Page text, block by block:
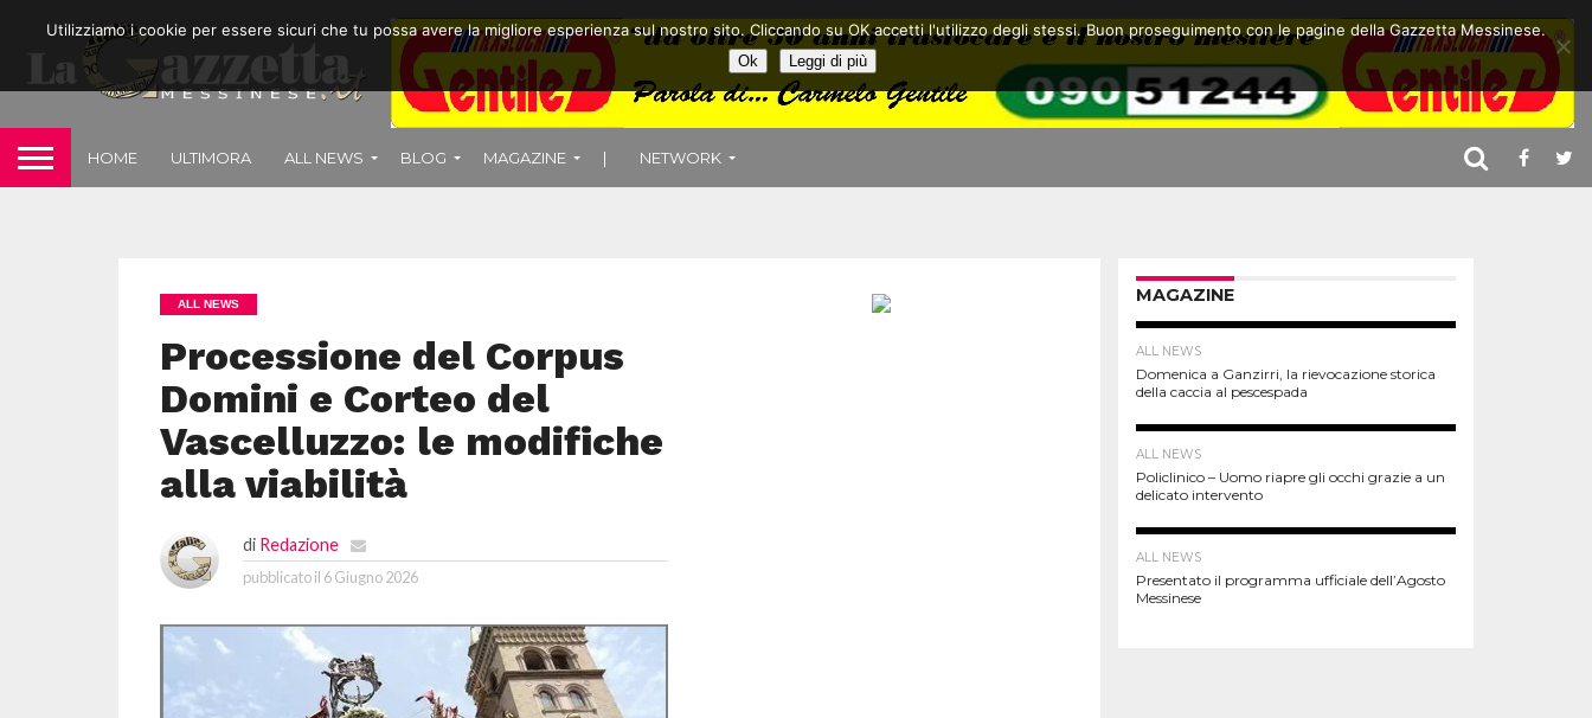
HOME ULTIMORA ALL NEWS BLOG MAGAZINE | NETWORK
ALL NEWS
Processione del Corpus
Domini e Corteo del
Vascelluzzo: le modifiche
alla viabilità
di Redazione
pubblicato il 6 Giugno 2026
MAGAZINE
ALL NEWS
Domenica a Ganzirri, la rievocazione storica
della caccia al pescespada
ALL NEWS
Policlinico – Uomo riapre gli occhi grazie a un
delicato intervento
ALL NEWS
Presentato il programma ufficiale dell’Agosto
Messinese
Utilizziamo i cookie per essere sicuri che tu possa avere la migliore esperienza sul nostro sito. Cliccando su OK accetti l'utilizzo degli stessi. Buon proseguimento con le pagine della Gazzetta Messinese.
Ok Leggi di più